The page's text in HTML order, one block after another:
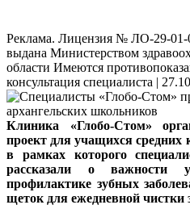
Реклама. Лицензия № ЛО-29-01-
выдана Министерством
области Имеются
консультация специалиста |
Клиника «Глобо-Стом»
проект для учащихся
в рамках которого
рассказали о важности
профилактике зубных
щеток для ежедневной чистки